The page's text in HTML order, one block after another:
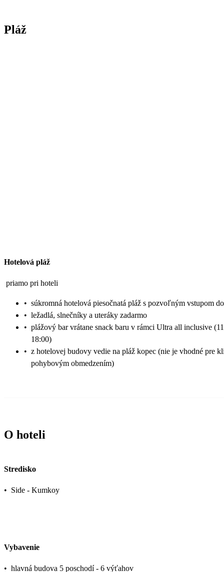
Pláž
Hotelová pláž
priamo pri hoteli
• súkromná hotelová piesočnatá pláž s pozvoľným vstupom
• ležadlá, slnečníky a uteráky zadarmo
• plážový bar vrátane snack baru v rámci Ultra all inclusive
18:00)
• z hotelovej budovy vedie na pláž kopec (nie je vhodné pre
pohybovým obmedzením)
O hoteli
Stredisko
• Side - Kumkoy
Vybavenie
• hlavná budova 5 poschodí - 6 výťahov